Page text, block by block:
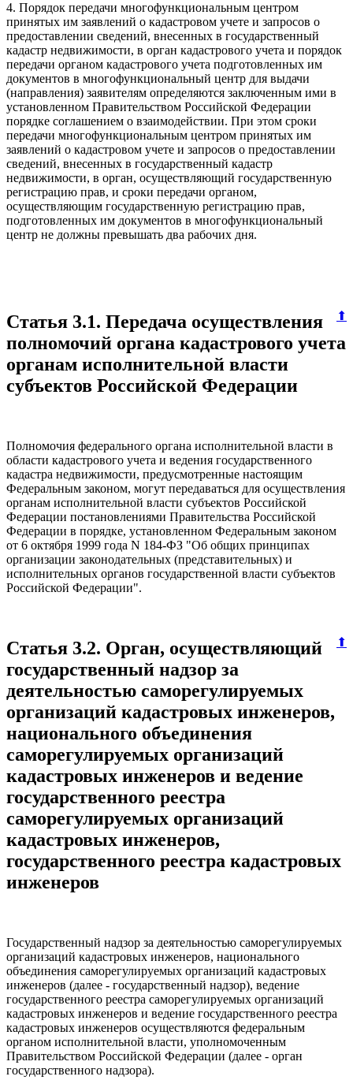
4. Порядок передачи многофункциональным центром
принятых им заявлений о кадастровом учете и запросов о
предоставлении сведений, внесенных в государственный
кадастр недвижимости, в орган кадастрового учета и порядок
передачи органом кадастрового учета подготовленных им
документов в многофункциональный центр для выдачи
(направления) заявителям определяются заключенным ими в
установленном Правительством Российской Федерации
порядке соглашением о взаимодействии. При этом сроки
передачи многофункциональным центром принятых им
заявлений о кадастровом учете и запросов о предоставлении
сведений, внесенных в государственный кадастр
недвижимости, в орган, осуществляющий государственную
регистрацию прав, и сроки передачи органом,
осуществляющим государственную регистрацию прав,
подготовленных им документов в многофункциональный
центр не должны превышать два рабочих дня.
⬆
Статья 3.1. Передача осуществления
полномочий органа кадастрового учета
органам исполнительной власти
субъектов Российской Федерации
Полномочия федерального органа исполнительной власти в
области кадастрового учета и ведения государственного
кадастра недвижимости, предусмотренные настоящим
Федеральным законом, могут передаваться для осуществления
органам исполнительной власти субъектов Российской
Федерации постановлениями Правительства Российской
Федерации в порядке, установленном Федеральным законом
от 6 октября 1999 года N 184-ФЗ "Об общих принципах
организации законодательных (представительных) и
исполнительных органов государственной власти субъектов
Российской Федерации".
⬆
Статья 3.2. Орган, осуществляющий
государственный надзор за
деятельностью саморегулируемых
организаций кадастровых инженеров,
национального объединения
саморегулируемых организаций
кадастровых инженеров и ведение
государственного реестра
саморегулируемых организаций
кадастровых инженеров,
государственного реестра кадастровых
инженеров
Государственный надзор за деятельностью саморегулируемых
организаций кадастровых инженеров, национального
объединения саморегулируемых организаций кадастровых
инженеров (далее - государственный надзор), ведение
государственного реестра саморегулируемых организаций
кадастровых инженеров и ведение государственного реестра
кадастровых инженеров осуществляются федеральным
органом исполнительной власти, уполномоченным
Правительством Российской Федерации (далее - орган
государственного надзора).